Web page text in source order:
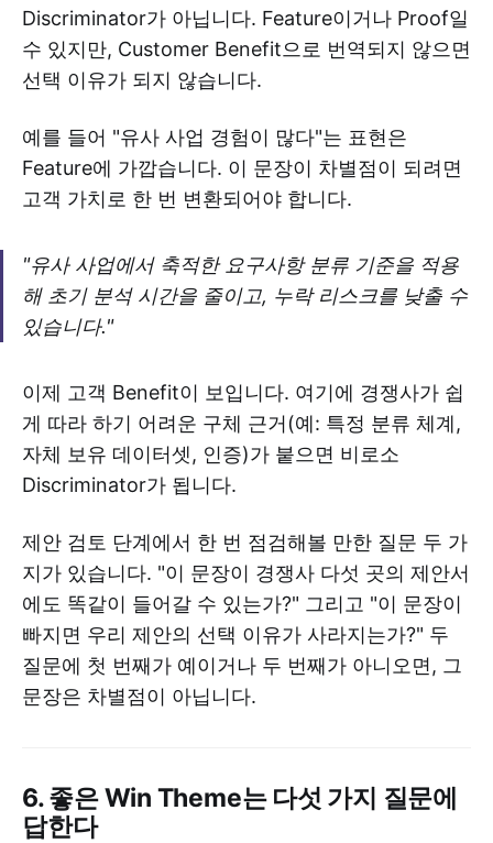
Discriminator가 아닙니다. Feature이거나 Proof일
수 있지만, Customer Benefit으로 번역되지 않으면
선택 이유가 되지 않습니다.
예를 들어 "유사 사업 경험이 많다"는 표현은
Feature에 가깝습니다. 이 문장이 차별점이 되려면
고객 가치로 한 번 변환되어야 합니다.
"유사 사업에서 축적한 요구사항 분류 기준을 적용
해 초기 분석 시간을 줄이고, 누락 리스크를 낮출 수
있습니다."
이제 고객 Benefit이 보입니다. 여기에 경쟁사가 쉽
게 따라 하기 어려운 구체 근거(예: 특정 분류 체계,
자체 보유 데이터셋, 인증)가 붙으면 비로소
Discriminator가 됩니다.
제안 검토 단계에서 한 번 점검해볼 만한 질문 두 가
지가 있습니다. "이 문장이 경쟁사 다섯 곳의 제안서
에도 똑같이 들어갈 수 있는가?" 그리고 "이 문장이
빠지면 우리 제안의 선택 이유가 사라지는가?" 두
질문에 첫 번째가 예이거나 두 번째가 아니오면, 그
문장은 차별점이 아닙니다.
6. 좋은 Win Theme는 다섯 가지 질문에
답한다